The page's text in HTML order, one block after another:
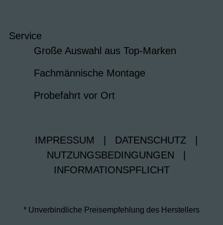
Service
Große Auswahl aus Top-Marken
Fachmännische Montage
Probefahrt vor Ort
IMPRESSUM DATENSCHUTZ
NUTZUNGSBEDINGUNGEN
INFORMATIONSPFLICHT
* Unverbindliche Preisempfehlung des Herstellers